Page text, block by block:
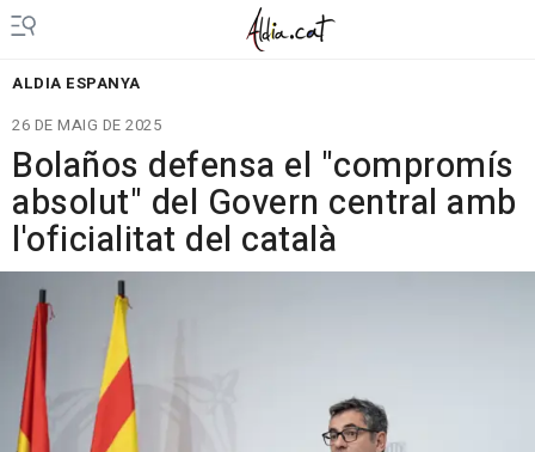
ALDIA ESPANYA
26 DE MAIG DE 2025
Bolaños defensa el "compromís
absolut" del Govern central amb
l'oficialitat del català